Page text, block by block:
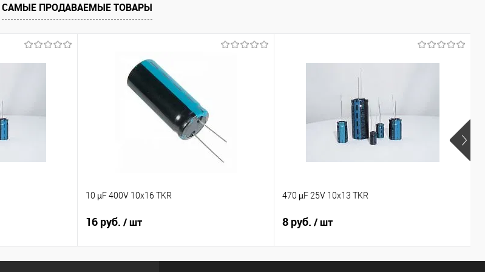
В избранное
В избранное
В наличии В наличии
САМЫЕ ПРОДАВАЕМЫЕ ТОВАРЫ
10 µF 400V 10x16 TKR
16 руб. / шт
470 µF 25V 10x13 TKR
8 руб. / шт